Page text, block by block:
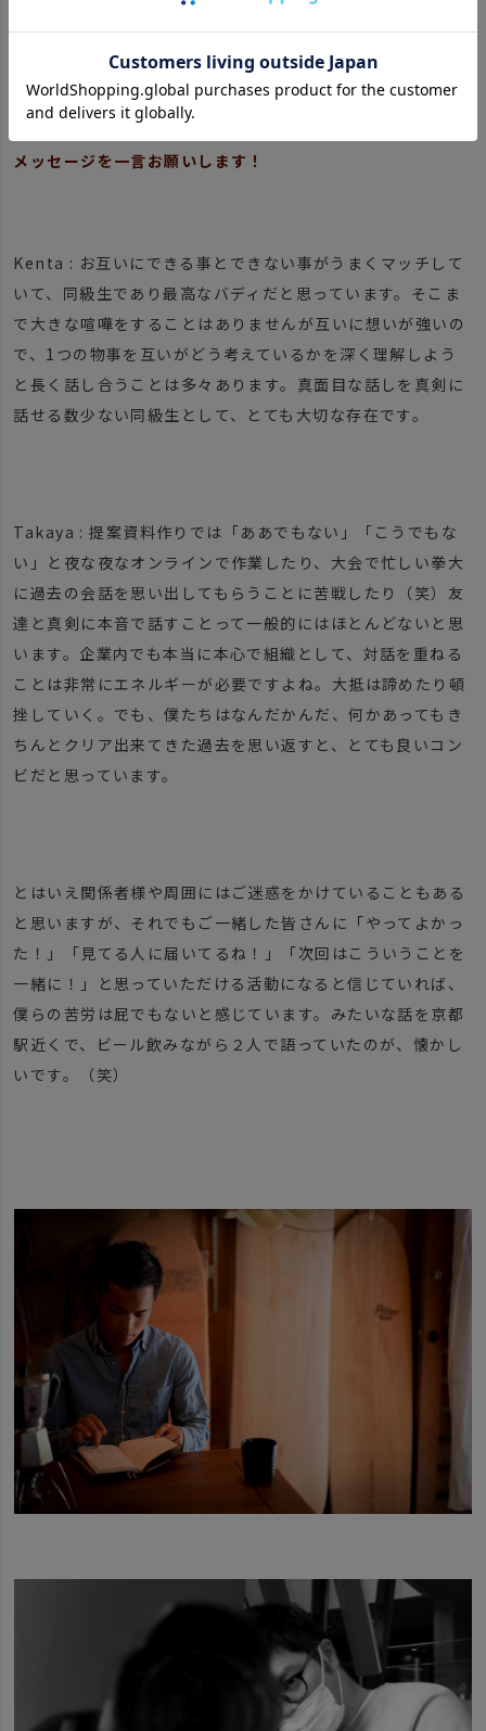
Q9.プロジェクトメンバーけんちゃん、八神くんとのバディ
的関係もとっても素敵です。意見のすり合わせや、喧嘩した
り、なんてことはあるんですか？！ また、お互いに対しての
メッセージを一言お願いします！
Kenta : お互いにできる事とできない事がうまくマッチして
いて、同級生であり最高なバディだと思っています。そこま
で大きな喧嘩をすることはありませんが互いに想いが強いの
で、1つの物事を互いがどう考えているかを深く理解しよう
と長く話し合うことは多々あります。真面目な話しを真剣に
話せる数少ない同級生として、とても大切な存在です。
Takaya : 提案資料作りでは「ああでもない」「こうでもな
い」と夜な夜なオンラインで作業したり、大会で忙しい拳大
に過去の会話を思い出してもらうことに苦戦したり（笑）友
達と真剣に本音で話すことって一般的にはほとんどないと思
います。企業内でも本当に本心で組織として、対話を重ねる
ことは非常にエネルギーが必要ですよね。大抵は諦めたり頓
挫していく。でも、僕たちはなんだかんだ、何かあってもき
ちんとクリア出来てきた過去を思い返すと、とても良いコン
ビだと思っています。
とはいえ関係者様や周囲にはご迷惑をかけていることもある
と思いますが、それでもご一緒した皆さんに「やってよかっ
た！」「見てる人に届いてるね！」「次回はこういうことを
一緒に！」と思っていただける活動になると信じていれば、
僕らの苦労は屁でもないと感じています。みたいな話を京都
駅近くで、ビール飲みながら２人で語っていたのが、懐かし
いです。（笑）